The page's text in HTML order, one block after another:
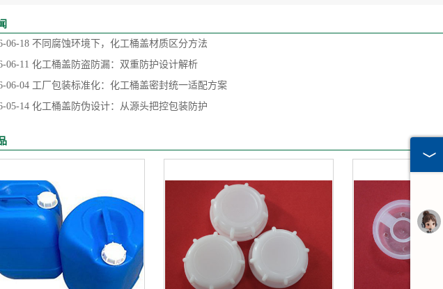
06-18 不同腐蚀环境下，化工桶盖材质区分方法
06-11 化工桶盖防盗防漏：双重防护设计解析
06-04 工厂包装标准化：化工桶盖密封统一适配方案
05-14 化工桶盖防伪设计：从源头把控包装防护